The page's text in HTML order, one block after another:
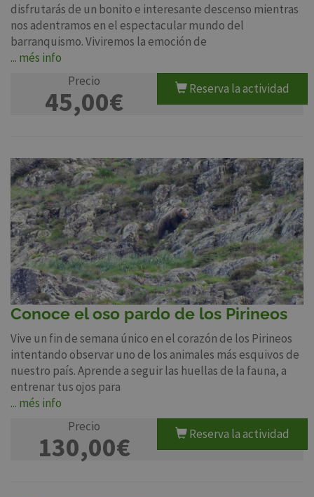
disfrutarás de un bonito e interesante descenso mientras
nos adentramos en el espectacular mundo del
barranquismo. Viviremos la emoción de
... més info
Precio
45,00€ Reserva la actividad
Conoce el oso pardo de los Pirineos
Vive un fin de semana único en el corazón de los Pirineos
intentando observar uno de los animales más esquivos de
nuestro país. Aprende a seguir las huellas de la fauna, a
entrenar tus ojos para
... més info
Precio
130,00€ Reserva la actividad